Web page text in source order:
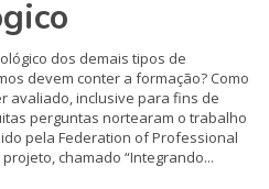
dos demais tipos de
devem conter a formação? Como
avaliado, inclusive para fins de
perguntas nortearam o trabalho
pela Federation of Professional
projeto, chamado “Integrando...